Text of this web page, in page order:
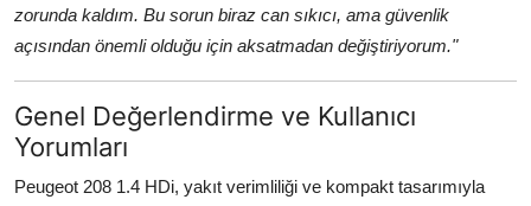
zorunda kaldım. Bu sorun biraz can sıkıcı, ama güvenlik
açısından önemli olduğu için aksatmadan değiştiriyorum."
Genel Değerlendirme ve Kullanıcı
Yorumları
Peugeot 208 1.4 HDi, yakıt verimliliği ve kompakt tasarımıyla